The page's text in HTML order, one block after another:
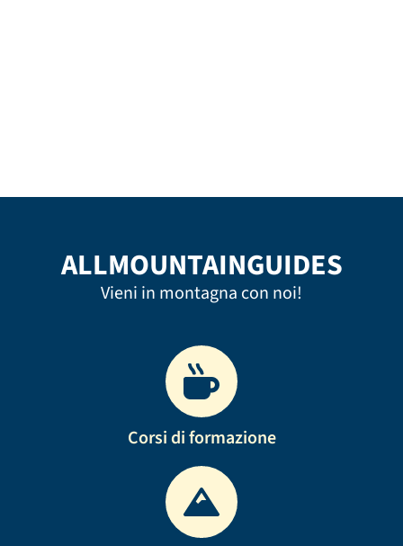
ALLMOUNTAINGUIDES
Vieni in montagna con noi!
Corsi di formazione